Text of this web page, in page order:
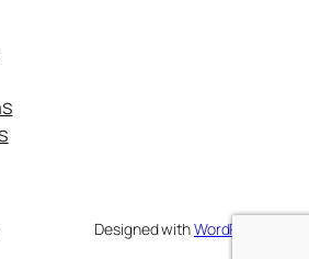
Designed withWordPress